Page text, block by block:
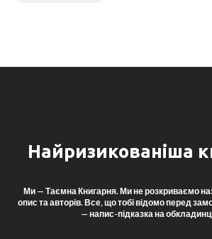
Найризикованіша
Ми — Таємна Книгарня. Ми не розкриваємо
опис та авторів. Все, що тобі відомо перед
— напис-підказка на